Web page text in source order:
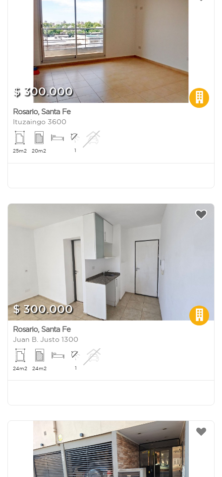
$ 300.000
Rosario, Santa Fe
Ituzaingo 3600
25m2 20m2 1
$ 300.000
Rosario, Santa Fe
Juan B. Justo 1300
24m2 24m2 1